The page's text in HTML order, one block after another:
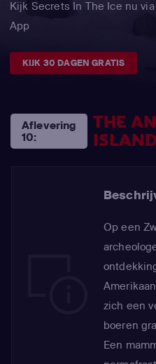
Kijk Secrets In The Ice nu via
App
KIJK 30 DAGEN GRATIS
Aflevering
10:
THE
Op een
zich een
boeren
Een